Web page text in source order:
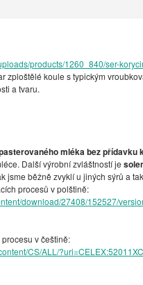
products/1260_840/ser-
zploštělé koule s typickým
a tvaru.
mléka bez přídavku
Další výrobní zvláštností je
jsme běžně zvyklí u jiných sýrů a
procesů v polštině:
download/27408/152527/
v češtině:
CS/ALL/